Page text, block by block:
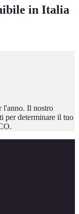
in Italia
l'anno. Il nostro
per determinare il tuo